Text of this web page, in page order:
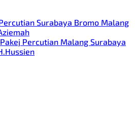
Surabaya Bromo Malang
Pakej Percutian Malang Surabaya